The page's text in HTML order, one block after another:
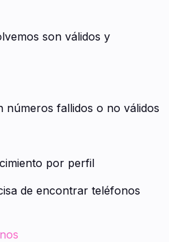
son válidos y
números fallidos o no válidos
por perfil
de encontrar teléfonos